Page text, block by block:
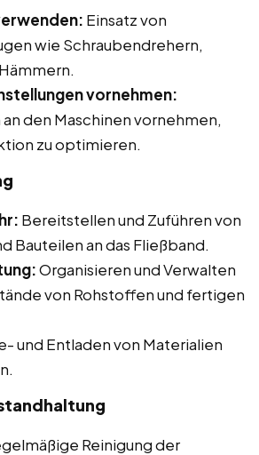
Einsatz von
wie Schraubendrehern,
vornehmen:
den Maschinen vornehmen,
zu optimieren.
Bereitstellen und Zuführen von
Bauteilen an das Fließband.
Organisieren und Verwalten
von Rohstoffen und fertigen
und Entladen von Materialien
Reinigung der